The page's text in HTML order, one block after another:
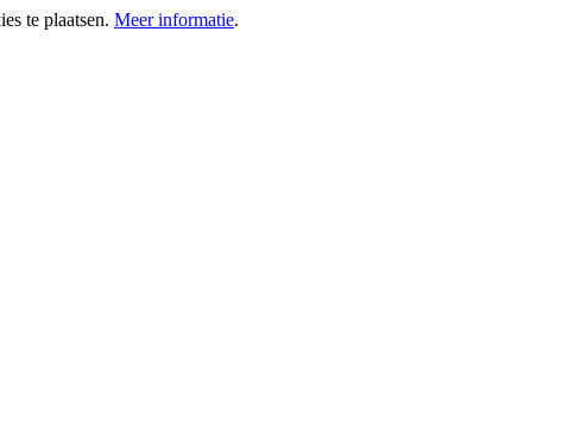
te plaatsen. Meer informatie.